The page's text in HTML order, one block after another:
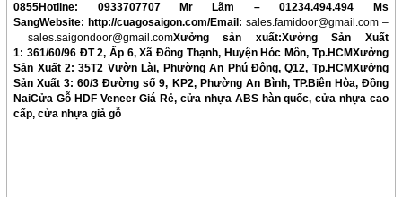
0855Hotline: 0933707707 Mr Lãm – 01234.494.494 Ms
SangWebsite: http://cuagosaigon.com/Email: sales.famidoor@gmail.com –
sales.saigondoor@gmail.comXưởng sản xuất:Xưởng Sản Xuất
1: 361/60/96 ĐT 2, Ấp 6, Xã Đông Thạnh, Huyện Hóc Môn, Tp.HCMXưởng
Sản Xuất 2: 35T2 Vườn Lài, Phường An Phú Đông, Q12, Tp.HCMXưởng
Sản Xuất 3: 60/3 Đường số 9, KP2, Phường An Bình, TP.Biên Hòa, Đồng
NaiCửa Gỗ HDF Veneer Giá Rẻ, cửa nhựa ABS hàn quốc, cửa nhựa cao
cấp, cửa nhựa giả gỗ